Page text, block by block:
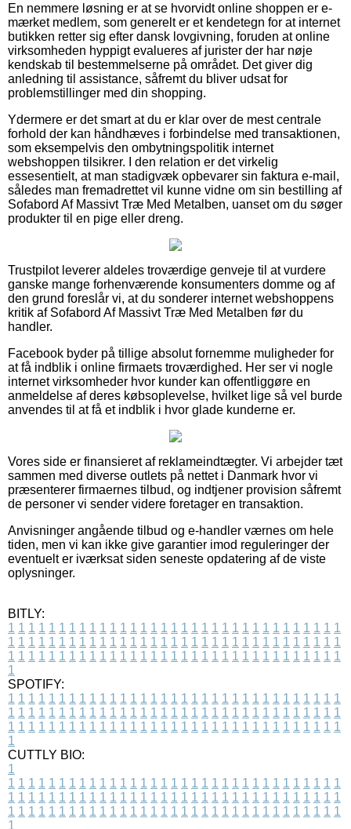
En nemmere løsning er at se hvorvidt online shoppen er e-
mærket medlem, som generelt er et kendetegn for at internet
butikken retter sig efter dansk lovgivning, foruden at online
virksomheden hyppigt evalueres af jurister der har nøje
kendskab til bestemmelserne på området. Det giver dig
anledning til assistance, såfremt du bliver udsat for
problemstillinger med din shopping.
Ydermere er det smart at du er klar over de mest centrale
forhold der kan håndhæves i forbindelse med transaktionen,
som eksempelvis den ombytningspolitik internet
webshoppen tilsikrer. I den relation er det virkelig
essesentielt, at man stadigvæk opbevarer sin faktura e-mail,
således man fremadrettet vil kunne vidne om sin bestilling af
Sofabord Af Massivt Træ Med Metalben, uanset om du søger
produkter til en pige eller dreng.
Trustpilot leverer aldeles troværdige genveje til at vurdere
ganske mange forhenværende konsumenters domme og af
den grund foreslår vi, at du sonderer internet webshoppens
kritik af Sofabord Af Massivt Træ Med Metalben før du
handler.
Facebook byder på tillige absolut fornemme muligheder for
at få indblik i online firmaets troværdighed. Her ser vi nogle
internet virksomheder hvor kunder kan offentliggøre en
anmeldelse af deres købsoplevelse, hvilket lige så vel burde
anvendes til at få et indblik i hvor glade kunderne er.
Vores side er finansieret af reklameindtægter. Vi arbejder tæt
sammen med diverse outlets på nettet i Danmark hvor vi
præsenterer firmaernes tilbud, og indtjener provision såfremt
de personer vi sender videre foretager en transaktion.
Anvisninger angående tilbud og e-handler værnes om hele
tiden, men vi kan ikke give garantier imod reguleringer der
eventuelt er iværksat siden seneste opdatering af de viste
oplysninger.
BITLY:
1 1 1 1 1 1 1 1 1 1 1 1 1 1 1 1 1 1 1 1 1 1 1 1 1 1 1 1 1 1 1 1 1
1 1 1 1 1 1 1 1 1 1 1 1 1 1 1 1 1 1 1 1 1 1 1 1 1 1 1 1 1 1 1 1 1
1 1 1 1 1 1 1 1 1 1 1 1 1 1 1 1 1 1 1 1 1 1 1 1 1 1 1 1 1 1 1 1 1
1
SPOTIFY:
1 1 1 1 1 1 1 1 1 1 1 1 1 1 1 1 1 1 1 1 1 1 1 1 1 1 1 1 1 1 1 1 1
1 1 1 1 1 1 1 1 1 1 1 1 1 1 1 1 1 1 1 1 1 1 1 1 1 1 1 1 1 1 1 1 1
1 1 1 1 1 1 1 1 1 1 1 1 1 1 1 1 1 1 1 1 1 1 1 1 1 1 1 1 1 1 1 1 1
1
CUTTLY BIO:
1
1 1 1 1 1 1 1 1 1 1 1 1 1 1 1 1 1 1 1 1 1 1 1 1 1 1 1 1 1 1 1 1 1
1 1 1 1 1 1 1 1 1 1 1 1 1 1 1 1 1 1 1 1 1 1 1 1 1 1 1 1 1 1 1 1 1
1 1 1 1 1 1 1 1 1 1 1 1 1 1 1 1 1 1 1 1 1 1 1 1 1 1 1 1 1 1 1 1 1
1